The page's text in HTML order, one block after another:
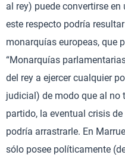
al rey) puede convertirse
este respecto podría
monarquías europeas, que
“Monarquías
del rey a ejercer cualquier
judicial) de modo que al no
partido, la eventual crisis
podría arrastrarle. En
sólo posee políticamente